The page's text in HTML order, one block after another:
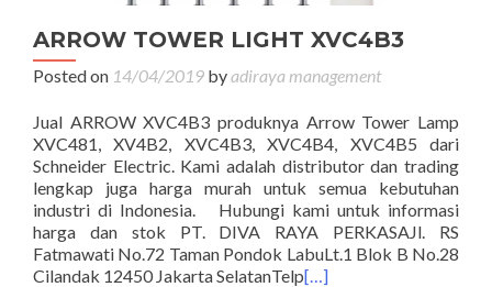
ARROW TOWER LIGHT XVC4B3
Posted on 14/04/2019 byadiraya management
Jual ARROW XVC4B3 produknya Arrow Tower Lamp
XVC481, XV4B2, XVC4B3, XVC4B4, XVC4B5 dari
Schneider Electric. Kami adalah distributor dan trading
lengkap juga harga murah untuk semua kebutuhan
industri di Indonesia. Hubungi kami untuk informasi
harga dan stok PT. DIVA RAYA PERKASAJl. RS
Fatmawati No.72 Taman Pondok LabuLt.1 Blok B No.28
Cilandak 12450 Jakarta SelatanTelp[…]